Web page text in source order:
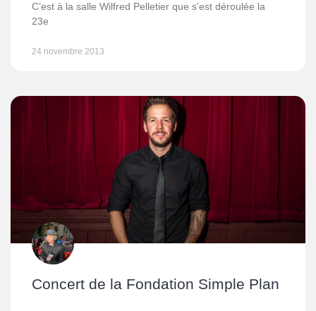
C’est à la salle Wilfred Pelletier que s’est déroulée la
23e
24 novembre 2013
Concert de la Fondation Simple Plan